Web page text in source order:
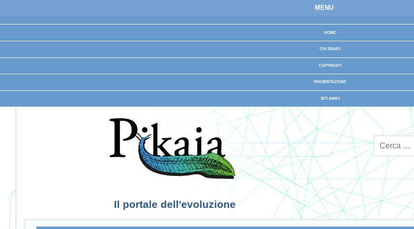
MENU
HOME
CHI SIAMO
COPYRIGHT
PRESENTAZIONE
SITI AMICI
Il portale dell'evoluzione